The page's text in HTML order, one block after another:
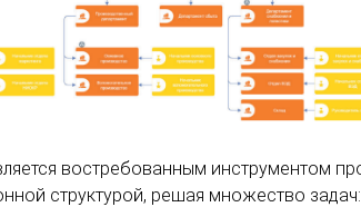
востребованным инструментом
структурой, решая множество задач: